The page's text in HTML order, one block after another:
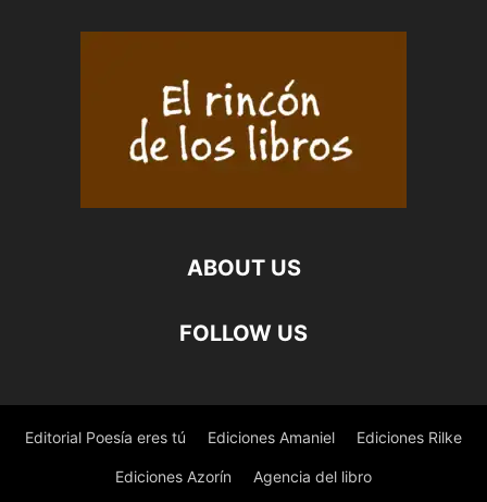
ABOUT US
FOLLOW US
Editorial Poesía eres tú Ediciones Amaniel Ediciones Rilke
Ediciones Azorín Agencia del libro